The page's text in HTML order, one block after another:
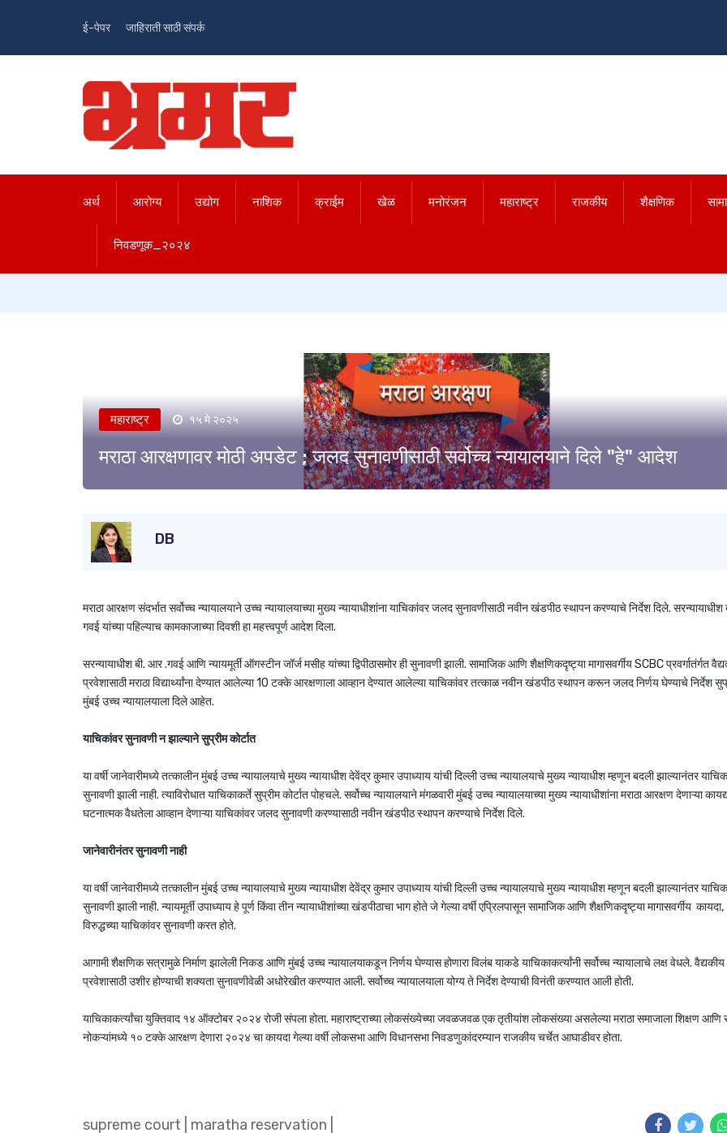
ई-पेपर जाहिराती साठी संपर्क
अर्थ आरोग्य उद्योग नाशिक क्राईम खेळ मनोरंजन महाराष्ट्र राजकीय शैक्षणिक
निवडणूक_२०२४
महाराष्ट्र १५ मे २०२५
मराठा आरक्षणावर मोठी अपडेट ; जलद सुनावणीसाठी सर्वोच्च न्यायालयाने दिले "हे" आदेश
DB
मराठा आरक्षण संदर्भात सर्वोच्च न्यायालयाने उच्च न्यायालयाच्या मुख्य न्यायाधीशांना याचिकांवर जलद सुनावणीसाठी नवीन खंडपीठ स्थापन करण्याचे निर्देश दिले.
गवई यांच्या पहिल्याच कामकाजाच्या दिवशी हा महत्त्वपूर्ण आदेश दिला.
सरन्यायाधीश बी. आर .गवई आणि न्यायमूर्ती ऑगस्टीन जॉर्ज मसीह यांच्या द्विपीठासमोर ही सुनावणी झाली. सामाजिक आणि शैक्षणिकदृष्ट्या मागासवर्गीय SCBC प्रवर्गातंर्गत
प्रवेशासाठी मराठा विद्यार्थ्यांना देण्यात आलेल्या 10 टक्के आरक्षणाला आव्हान देण्यात आलेल्या याचिकांवर तत्काळ नवीन खंडपीठ स्थापन करून जलद निर्णय घेण्याचे निर्देश
मुंबई उच्च न्यायालयाला दिले आहेत.
याचिकांवर सुनावणी न झाल्याने सुप्रीम कोर्टात
या वर्षी जानेवारीमध्ये तत्कालीन मुंबई उच्च न्यायालयाचे मुख्य न्यायाधीश देवेंद्र कुमार उपाध्याय यांची दिल्ली उच्च न्यायालयाचे मुख्य न्यायाधीश म्हणून बदली झाल्यानंतर
सुनावणी झाली नाही. त्याविरोधात याचिकाकर्ते सुप्रीम कोर्टात पोहचले. सर्वोच्च न्यायालयाने मंगळवारी मुंबई उच्च न्यायालयाच्या मुख्य न्यायाधीशांना मराठा आरक्षण देणाऱ्या
घटनात्मक वैधतेला आव्हान देणाऱ्या याचिकांवर जलद सुनावणी करण्यासाठी नवीन खंडपीठ स्थापन करण्याचे निर्देश दिले.
जानेवारीनंतर सुनावणी नाही
या वर्षी जानेवारीमध्ये तत्कालीन मुंबई उच्च न्यायालयाचे मुख्य न्यायाधीश देवेंद्र कुमार उपाध्याय यांची दिल्ली उच्च न्यायालयाचे मुख्य न्यायाधीश म्हणून बदली झाल्यानंतर
सुनावणी झाली नाही. न्यायमूर्ती उपाध्याय हे पूर्ण किंवा तीन न्यायाधीशांच्या खंडपीठाचा भाग होते जे गेल्या वर्षी एप्रिलपासून सामाजिक आणि शैक्षणिकदृष्ट्या मागासवर्गीय
विरुद्धच्या याचिकांवर सुनावणी करत होते.
आगामी शैक्षणिक सत्रामुळे निर्माण झालेली निकड आणि मुंबई उच्च न्यायालयाकडून निर्णय घेण्यास होणारा विलंब याकडे याचिकाकर्त्यांनी सर्वोच्च न्यायालाचे लक्ष वेधले. वैद्यकीय
प्रवेशासाठी उशीर होण्याची शक्यता सुनावणीवेळी अधोरेखीत करण्यात आली. सर्वोच्च न्यायालयाला योग्य ते निर्देश देण्याची विनंती करण्यात आली होती.
याचिकाकर्त्यांचा युक्तिवाद १४ ऑक्टोबर २०२४ रोजी संपला होता. महाराष्ट्राच्या लोकसंख्येच्या जवळजवळ एक तृतीयांश लोकसंख्या असलेल्या मराठा समाजाला शिक्षण आणि
नोकऱ्यांमध्ये १० टक्के आरक्षण देणारा २०२४ चा कायदा गेल्या वर्षी लोकसभा आणि विधानसभा निवडणुकांदरम्यान राजकीय चर्चेत आघाडीवर होता.
supreme court maratha reservation